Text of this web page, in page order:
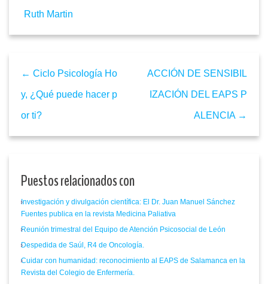
Ruth Martin
← Ciclo Psicología Ho
y, ¿Qué puede hacer p
or ti?
ACCIÓN DE SENSIBIL
IZACIÓN DEL EAPS P
ALENCIA →
Puestos relacionados con
Investigación y divulgación científica: El Dr. Juan Manuel Sánchez
Fuentes publica en la revista Medicina Paliativa
Reunión trimestral del Equipo de Atención Psicosocial de León
Despedida de Saúl, R4 de Oncología.
Cuidar con humanidad: reconocimiento al EAPS de Salamanca en la
Revista del Colegio de Enfermería.